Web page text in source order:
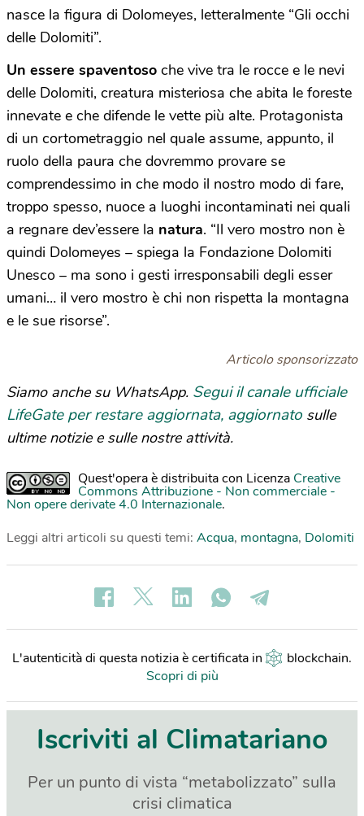
nasce la figura di Dolomeyes, letteralmente “Gli occhi
delle Dolomiti”.
Un essere spaventoso che vive tra le rocce e le nevi
delle Dolomiti, creatura misteriosa che abita le foreste
innevate e che difende le vette più alte. Protagonista
di un cortometraggio nel quale assume, appunto, il
ruolo della paura che dovremmo provare se
comprendessimo in che modo il nostro modo di fare,
troppo spesso, nuoce a luoghi incontaminati nei quali
a regnare dev’essere la natura. “Il vero mostro non è
quindi Dolomeyes – spiega la Fondazione Dolomiti
Unesco – ma sono i gesti irresponsabili degli esser
umani… il vero mostro è chi non rispetta la montagna
e le sue risorse”.
Articolo sponsorizzato
Siamo anche su WhatsApp. Segui il canale ufficiale
LifeGate per restare aggiornata, aggiornato sulle
ultime notizie e sulle nostre attività.
Quest'opera è distribuita con Licenza Creative
Commons Attribuzione - Non commerciale -
Non opere derivate 4.0 Internazionale.
Leggi altri articoli su questi temi: Acqua, montagna, Dolomiti
L'autenticità di questa notizia è certificata in blockchain.
Scopri di più
Iscriviti al Climatariano
Per un punto di vista “metabolizzato” sulla
crisi climatica